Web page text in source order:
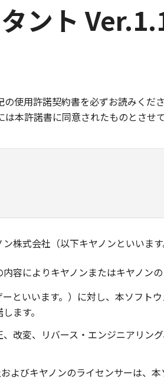
ント
使用許諾契約書を必ずお読みくださ
本許諾書に同意されたものとさせて
株式会社（以下キヤノンといいま
容によりキヤノンまたはキヤノンの
といいます。）に対し、本ソフト
ます。
改変、リバース・エンジニアリン
よびキヤノンのライセンサーは、